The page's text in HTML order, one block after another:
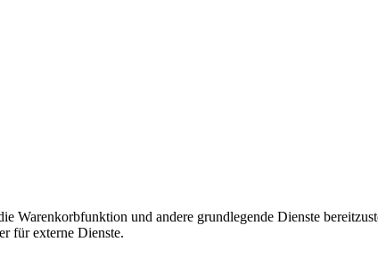
Warenkorbfunktion und andere grundlegende Dienste
für externe Dienste.